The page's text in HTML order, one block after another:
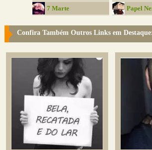
7 Marte
Papel
Confira Também Outros Links em